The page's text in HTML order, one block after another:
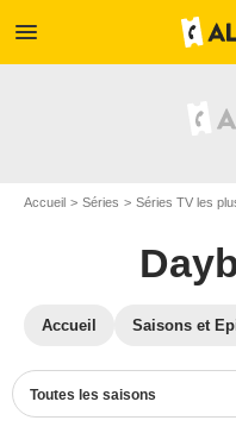
menu
Accueil Séries Séries TV les
Accueil Saisons et
Toutes les saisons